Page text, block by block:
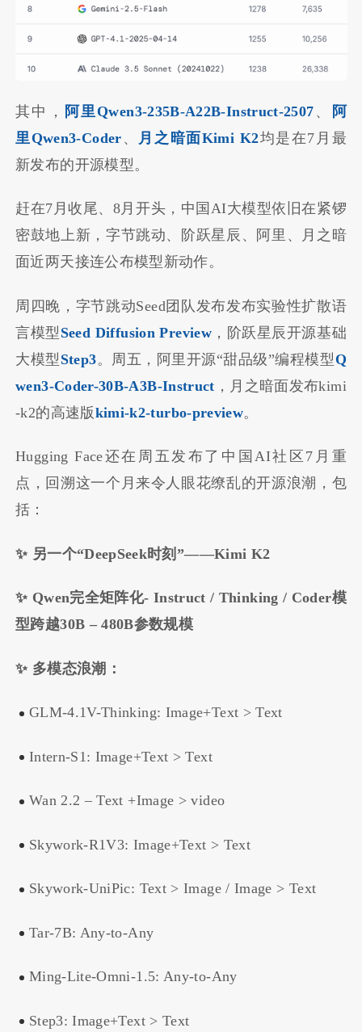
其中， 阿里Qwen3-235B-A22B-Instruct-2507 、
阿
里 Qwen3-Coder 、 月之暗面Kimi K2均是在7月最
新发布的开源模型。
赶在7月收尾、8月开头，中国AI大模型依旧在紧锣
密鼓地上新，字节跳动、阶跃星辰、阿里、月之暗
面近两天接连公布模型新动作。
周四晚，字节跳动Seed团队发布发布实验性扩散语
言模型 Seed Diffusion Preview ，阶跃星辰开源基础
大模型 Step3。周五，阿里开源“甜品级”编程模型 Q
wen3-Coder-30B-A3B-Instruct ，月之暗面发布kimi
-k2的高速版kimi-k2-turbo-preview。
Hugging Face还在周五发布了中国AI社区7月重
点，回溯这一个月来令人眼花缭乱的开源浪潮，包
括：
✨ 另一个“DeepSeek时刻”——Kimi K2
✨ Qwen完全矩阵化- Instruct / Thinking / Coder模
型跨越30B – 480B参数规模
✨ 多模态浪潮：
GLM-4.1V-Thinking: Image+Text > Text
Intern-S1: Image+Text > Text
Wan 2.2 – Text +Image > video
Skywork-R1V3: Image+Text > Text
Skywork-UniPic: Text > Image / Image > Text
Tar-7B: Any-to-Any
Ming-Lite-Omni-1.5: Any-to-Any
Step3: Image+Text > Text